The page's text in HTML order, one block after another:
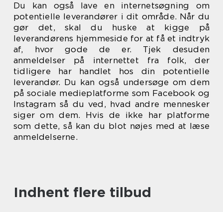
Du kan også lave en internetsøgning om
potentielle leverandører i dit område. Når du
gør det, skal du huske at kigge på
leverandørens hjemmeside for at få et indtryk
af, hvor gode de er. Tjek desuden
anmeldelser på internettet fra folk, der
tidligere har handlet hos din potentielle
leverandør. Du kan også undersøge om dem
på sociale medieplatforme som Facebook og
Instagram så du ved, hvad andre mennesker
siger om dem. Hvis de ikke har platforme
som dette, så kan du blot nøjes med at læse
anmeldelserne.
Indhent flere tilbud